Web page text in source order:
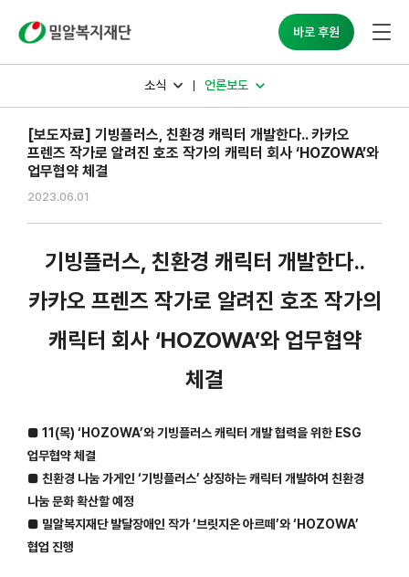
바로 후원
소식 언론보도
[보도자료] 기빙플러스, 친환경 캐릭터 개발한다.. 카카오
프렌즈 작가로 알려진 호조 작가의 캐릭터 회사 ‘HOZOWA’와
업무협약 체결
2023.06.01
기빙플러스, 친환경 캐릭터 개발한다..
카카오 프렌즈 작가로 알려진 호조 작가의
캐릭터 회사 ‘HOZOWA’와 업무협약
체결
■ 11(목) ‘HOZOWA’와 기빙플러스 캐릭터 개발 협력을 위한 ESG
업무협약 체결
■ 친환경 나눔 가게인 ‘기빙플러스’ 상징하는 캐릭터 개발하여 친환경
나눔 문화 확산할 예정
■ 밀알복지재단 발달장애인 작가 ‘브릿지온 아르떼’와 ‘HOZOWA’
협업 진행